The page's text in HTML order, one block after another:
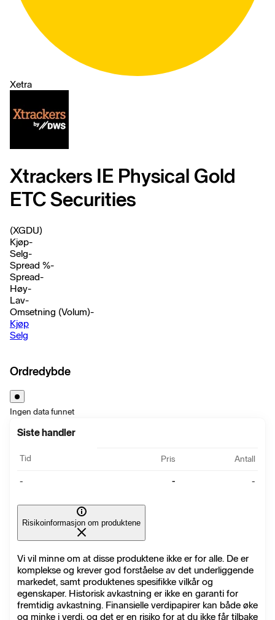
Xetra
Xtrackers IE Physical Gold
ETC Securities
(XGDU)
Kjøp-
Selg-
Spread %-
Spread-
Høy-
Lav-
Omsetning (Volum)-
Kjøp
Selg
Ordredybde
Ingen data funnet
Siste handler
Tid Pris Antall
- - -
Risikoinformasjon om produktene
Vi vil minne om at disse produktene ikke er for alle. De er
komplekse og krever god forståelse av det underliggende
markedet, samt produktenes spesifikke vilkår og
egenskaper. Historisk avkastning er ikke en garanti for
fremtidig avkastning. Finansielle verdipapirer kan både øke
og minke i verdi, og det er en risiko for at du ikke får tilbake